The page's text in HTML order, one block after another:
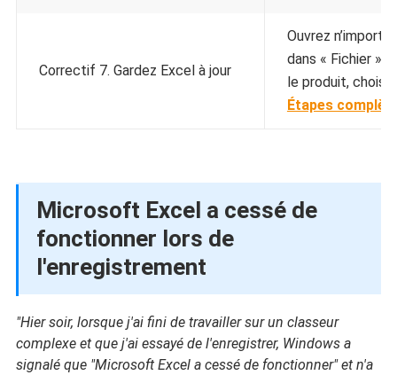
Correctif 7. Gardez Excel à jour
Ouvrez
dans « Fichier »
le produit,
Étapes
Microsoft Excel a cessé de
fonctionner lors de
l'enregistrement
"Hier soir, lorsque j'ai fini de travailler sur un classeur
complexe et que j'ai essayé de l'enregistrer, Windows a
signalé que "Microsoft Excel a cessé de fonctionner" et n'a